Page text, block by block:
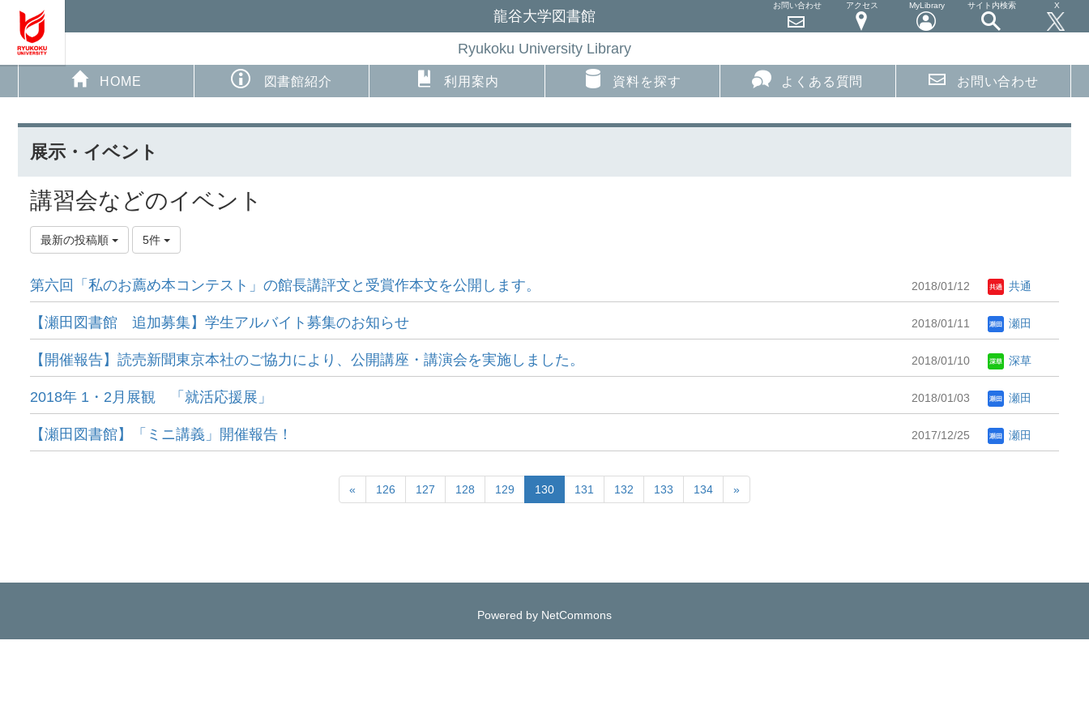
龍谷大学図書館
Ryukoku University Library
お問い合わせ アクセス MyLibrary サイト内検索 X
HOME 図書館紹介 利用案内 資料を探す よくある質問 お問い合わせ
展示・イベント
講習会などのイベント
最新の投稿順 5件
第六回「私のお薦め本コンテスト」の館長講評文と受賞作本文を公開します。 2018/01/12 共通
【瀬田図書館 追加募集】学生アルバイト募集のお知らせ 2018/01/11 瀬田
【開催報告】読売新聞東京本社のご協力により、公開講座・講演会を実施しました。 2018/01/10 深草
2018年 1・2月展観 「就活応援展」 2018/01/03 瀬田
【瀬田図書館】「ミニ講義」開催報告！ 2017/12/25 瀬田
« 126 127 128 129 130 131 132 133 134 »
Powered by NetCommons